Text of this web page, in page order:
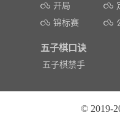
开局
锦标赛
五子棋口诀
五子棋禁手
© 2019-